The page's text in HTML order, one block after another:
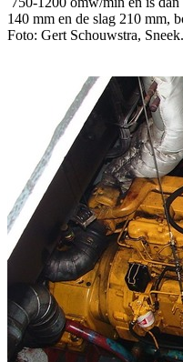
140 mm en de slag 210 mm,
Foto: Gert Schouwstra,